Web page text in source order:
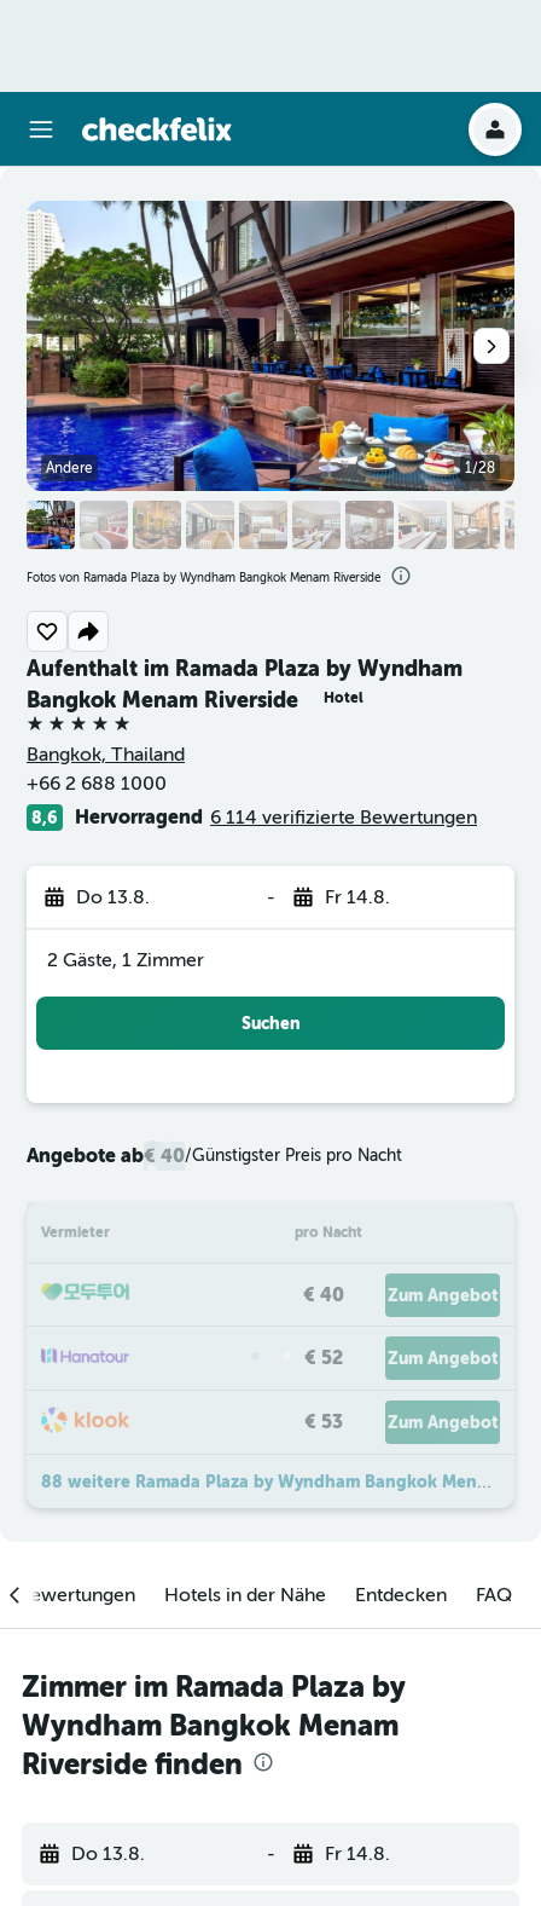
Aufenthalt im Ramada Plaza by Wyndham
Bangkok Menam Riverside
Hotel
5 Sterne
Bangkok, Thailand
+66 2 688 1000
8,6 Hervorragend 6 114 verifizierte Bewertungen
Do 13.8. - Fr 14.8.
2 Gäste, 1 Zimmer
Suchen
Angebote ab€ 40/Günstigster Preis pro Nacht
Vermieter pro Nacht
€ 40 Zum Angebot
€ 52 Zum Angebot
€ 53 Zum Angebot
88 weitere Ramada Plaza by Wyndham Bangkok Menam Riverside Angebote
Andere 1/28
Fotos von Ramada Plaza by Wyndham Bangkok Menam Riverside
Hotels in der Nähe Entdecken FAQ
Zimmer im Ramada Plaza by
Wyndham Bangkok Menam
Riverside finden
Do 13.8. - Fr 14.8.